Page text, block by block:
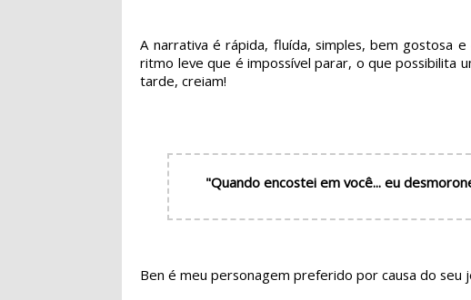
A narrativa é rápida, fluída, simples, bem gostosa
ritmo leve que é impossível parar, o que possibilita
tarde, creiam!
"Quando encostei em você... eu
Ben é meu personagem preferido por causa do